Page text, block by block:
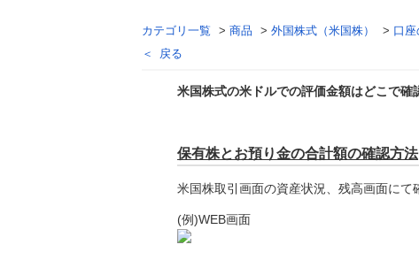
カテゴリ一覧 > 商品 > 外国株式（米国株） > 口
戻る
米国株式の米ドルでの評価金額はどこで確
保有株とお預り金の合計額の確認方法
米国株取引画面の資産状況、残高画面にて
(例)WEB画面